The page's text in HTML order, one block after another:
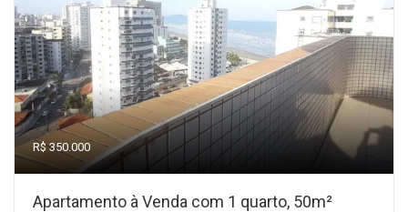
R$ 350.000
Apartamento à Venda com 1 quarto, 50m²